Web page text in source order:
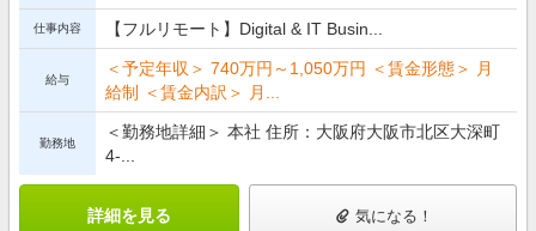
仕事内容 【フルリモート】Digital & IT Busin...
給与
＜予定年収＞ 740万円～1,050万円 ＜賃金形態＞ 月
給制 ＜賃金内訳＞ 月...
勤務地
＜勤務地詳細＞ 本社 住所：大阪府大阪市北区大深町
4-...
詳細を見る 気になる！